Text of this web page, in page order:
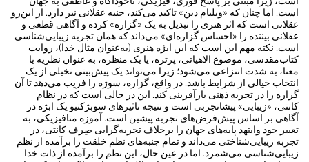
است. اما چنان ‌که «ویلیام دین» تاکید می‌کند، جنبه عقلانی نیز دارد. از این‌رو
عقلانی است که اثر هنری را تبدیل به یک «گزاره» کرده و آگاهی قطعی و
عقلانی بیننده را «احساس گزاره‌ای» می‌داند که همان تجربه ‌زیبایی‌شناسی
است. نکته مهم این است که این ابژه هنری (به‌عنوان مثال خدا)، روایت
کتاب‌مقدسی، موضوع الاهیاتی، پرتره، یا یک منظره، به عنوان نظریه یا
معنا، به شدت انتزاعی می‌شود؛ زیرا می‌تواند یک پیش‌بینی تخیلی از یک
انتخاب خیالی از شرایط باشد. در واقع، گزاره، سوژه را فریب می‌دهد تا آن
گزاره را در تجربه ذهنی بازآفرینی کند. این در حالی است که در نظام
کانتی، «زیبایی» پیشا‌تجربی است و نتیجه تاثیرهای سوبژکتیو یک ابژه در
آگاهی بر اساس پیش‌فرض‌های تجربه پیشین است. آموزه ‌متافیزیکی، به
تعبیر خود وایتهد پایه‌های جهان را برخلاف تجربه‌گرایی صِرف کانتی، در
تجربه‌ زیبایی‌شناختی می‌داند و تمام جنبه‌های نظم خلقت را برآمده از نظم
زیبایی‌شناسی می‌شمرد. اما در عین حال، این نظم را برآمده از ذات خدا